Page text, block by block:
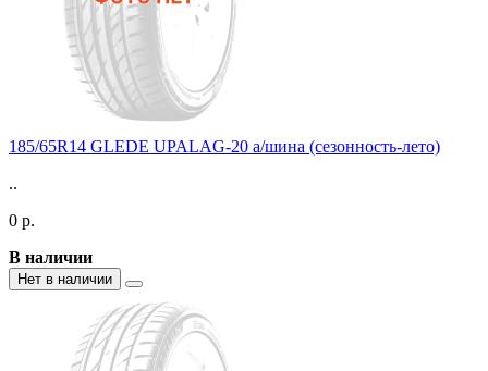
185/65R14 GLEDE UPALAG-20 а/шина (сезонность-лето)
..
0 р.
В наличии
Нет в наличии